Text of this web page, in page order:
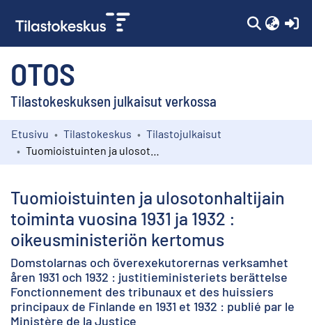
OTOS
Tilastokeskuksen julkaisut verkossa
Kokoelmat
Etusivu Tilastokeskus
Tilastojulkaisut
Tuomioistuinten ja ulosotonhaltijain
toiminta vuosina 1931 ja 1932 :
oikeusministeriön kertomus
Domstolarnas och överexekutorernas verksamhet
åren 1931 och 1932 : justitieministeriets berättelse
Fonctionnement des tribunaux et des huissiers
principaux de Finlande en 1931 et 1932 : publié par le
Ministère de la Justice